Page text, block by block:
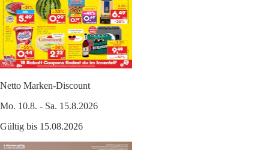
Netto Marken-Discount
Mo. 10.8. - Sa. 15.8.2026
Gültig bis 15.08.2026